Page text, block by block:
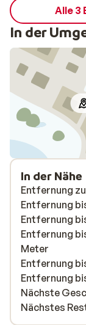
Alle 3
In der
In der Nähe
Entfernung
Entfernung
Entfernung
Entfernung
Meter
Entfernung
Entfernung
Nächste
Nächstes